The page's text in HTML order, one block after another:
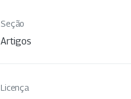
Seção
Artigos
Licença